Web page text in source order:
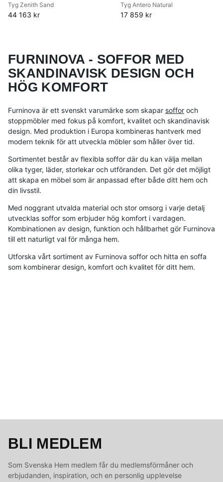
Tyg Zenith Sand
44 163 kr
Tyg Antero Natural
17 859 kr
FURNINOVA - SOFFOR MED
SKANDINAVISK DESIGN OCH
HÖG KOMFORT
Furninova är ett svenskt varumärke som skapar soffor och
stoppmöbler med fokus på komfort, kvalitet och skandinavisk
design. Med produktion i Europa kombineras hantverk med
modern teknik för att utveckla möbler som håller över tid.
Sortimentet består av flexibla soffor där du kan välja mellan
olika tyger, läder, storlekar och utföranden. Det gör det möjligt
att skapa en möbel som är anpassad efter både ditt hem och
din livsstil.
Med noggrant utvalda material och stor omsorg i varje detalj
utvecklas soffor som erbjuder hög komfort i vardagen.
Kombinationen av design, funktion och hållbarhet gör Furninova
till ett naturligt val för många hem.
Utforska vårt sortiment av Furninova soffor och hitta en soffa
som kombinerar design, komfort och kvalitet för ditt hem.
BLI MEDLEM
Som Svenska Hem medlem får du medlemsförmåner och
erbjudanden, inspiration, och en personlig upplevelse